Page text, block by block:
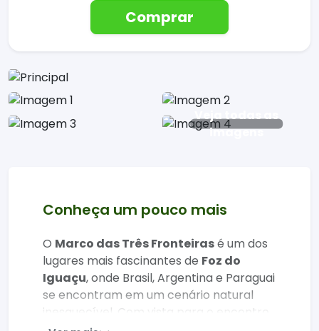
Comprar
Veja todas as
imagens
Conheça um pouco mais
O Marco das Três Fronteirasé um dos
lugares mais fascinantes de Foz do
Iguaçu, onde Brasil, Argentina e Paraguai
se encontram em um cenário natural
inesquecível. Com vista para o encontro